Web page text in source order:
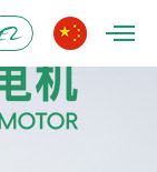
Alibaba